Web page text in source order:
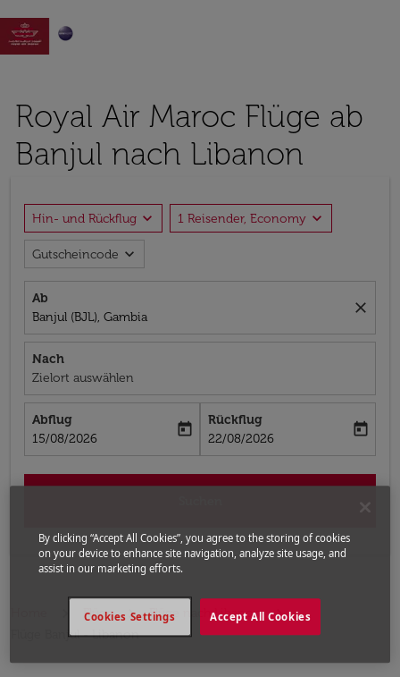

Royal Air Maroc Flüge ab
Banjul nach Libanon
Hin- und Rückflug expand_more 1 Reisender, Economy expand_more
Gutscheincode expand_more
Ab
Banjul (BJL), Gambia
close
Nach
Zielort auswählen
Abflug
fc-booking-departure-date-aria-label
15/08/2026
today
Rückflug
fc-booking-return-date-aria-label
22/08/2026
today
Flüge
Flüge nach Libanon
Flüge Banjul - Libanon
By clicking “Accept All Cookies”, you agree to the storing of cookies
on your device to enhance site navigation, analyze site usage, and
assist in our marketing efforts.
Accept All Cookies
Cookies Settings